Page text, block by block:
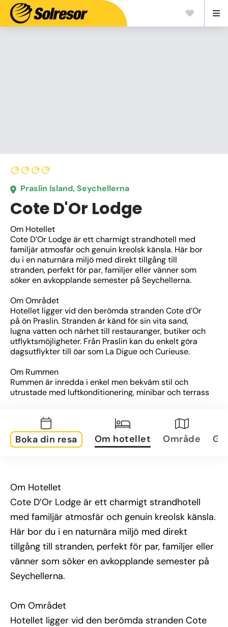
Praslin Island, Seychellerna
Cote D'Or Lodge
Om Hotellet
Cote D’Or Lodge är ett charmigt strandhotell med
familjär atmosfär och genuin kreolsk känsla. Här bor
du i en naturnära miljö med direkt tillgång till
stranden, perfekt för par, familjer eller vänner som
söker en avkopplande semester på Seychellerna.
Om Området
Hotellet ligger vid den berömda stranden Cote d’Or
på ön Praslin. Stranden är känd för sin vita sand,
lugna vatten och närhet till restauranger, butiker och
utflyktsmöjligheter. Från Praslin kan du enkelt göra
dagsutflykter till öar som La Digue och Curieuse.
Om Rummen
Rummen är inredda i enkel men bekväm stil och
utrustade med luftkonditionering, minibar och terrass
stranden.
Övrig information
snorkling, båtturer och andra aktiviteter.
Observera: Detta hotell ligger på ön Praslin.
Du kan välja att:
– Flyga till Mahé (SEZ) och ta dig vidare till Praslin
med färja (transfer bokas då på egen hand).
– Eller flyga direkt till Praslin (PRI) via inrikesflyg från
Mahé (kan bokas i vårt system).
korrekt planerad.
Boka din resa Om hotellet Område
Om Hotellet
Cote D’Or Lodge är ett charmigt strandhotell
med familjär atmosfär och genuin kreolsk känsla.
Här bor du i en naturnära miljö med direkt
tillgång till stranden, perfekt för par, familjer eller
vänner som söker en avkopplande semester på
Seychellerna.
Om Området
Hotellet ligger vid den berömda stranden Cote